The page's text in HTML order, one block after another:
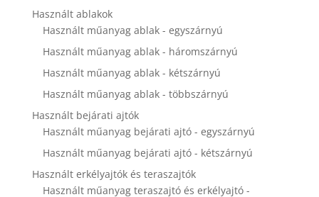
Használt ablakok
Használt műanyag ablak - egyszárnyú
Használt műanyag ablak - háromszárnyú
Használt műanyag ablak - kétszárnyú
Használt műanyag ablak - többszárnyú
Használt bejárati ajtók
Használt műanyag bejárati ajtó - egyszárnyú
Használt műanyag bejárati ajtó - kétszárnyú
Használt erkélyajtók és teraszajtók
Használt műanyag teraszajtó és erkélyajtó -
Marketing
your
behavior as
site, you
increase the
chance of
seeing
personalized
content and